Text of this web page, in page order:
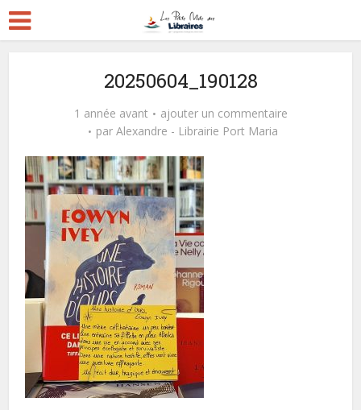
20250604_190128
1 année avant
ajouter un commentaire
par Alexandre - Librairie Port Maria